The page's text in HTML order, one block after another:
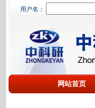
用户名 ：
网站首页